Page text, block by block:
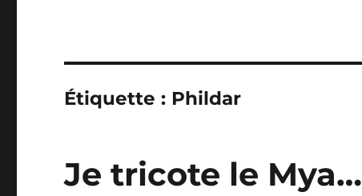
Étiquette : Phildar
Je tricote le Mya…